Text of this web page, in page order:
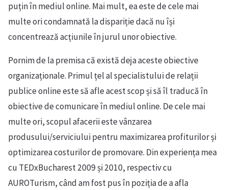
puțin în mediul online. Mai mult, ea este de cele mai
multe ori condamnată la dispariție dacă nu își
concentrează acțiunile în jurul unor obiective.
Pornim de la premisa că există deja aceste obiective
organizaționale. Primul țel al specialistului de relații
publice online este să afle acest scop și să îl traducă în
obiective de comunicare în mediul online. De cele mai
multe ori, scopul afacerii este vânzarea
produsului/serviciului pentru maximizarea profiturilor și
optimizarea costurilor de promovare. Din experiența mea
cu TEDxBucharest 2009 și 2010, respectiv cu
AUROTurism, când am fost pus în poziția de a afla